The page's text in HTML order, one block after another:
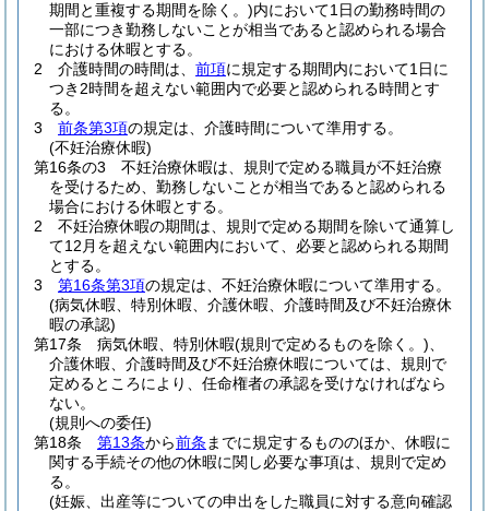
期間と重複する期間を除く。)内において1日の勤務時間の
一部につき勤務しないことが相当であると認められる場合
における休暇とする。
2
介護時間の時間は、 前項に規定する期間内において1日に
つき2時間を超えない範囲内で必要と認められる時間とす
る。
3
前条第3項の規定は、介護時間について準用する。
(不妊治療休暇)
第16条の3
不妊治療休暇は、規則で定める職員が不妊治療
を受けるため、勤務しないことが相当であると認められる
場合における休暇とする。
2
不妊治療休暇の期間は、規則で定める期間を除いて通算し
て12月を超えない範囲内において、必要と認められる期間
とする。
3
第16条第3項の規定は、不妊治療休暇について準用する。
(病気休暇、特別休暇、介護休暇、介護時間及び不妊治療休
暇の承認)
第17条
病気休暇、特別休暇(規則で定めるものを除く。)
介護休暇、介護時間及び不妊治療休暇については、規則で
定めるところにより、任命権者の承認を受けなければなら
ない。
(規則への委任)
第18条
第13条から前条 までに規定するもののほか、休暇に
関する手続その他の休暇に関し必要な事項は、規則で定め
る。
(妊娠、出産等についての申出をした職員に対する意向確認